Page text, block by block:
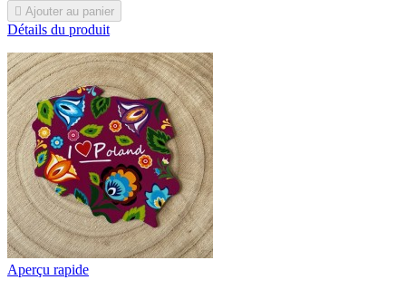
 Ajouter au panier
Détails du produit
Aperçu rapide